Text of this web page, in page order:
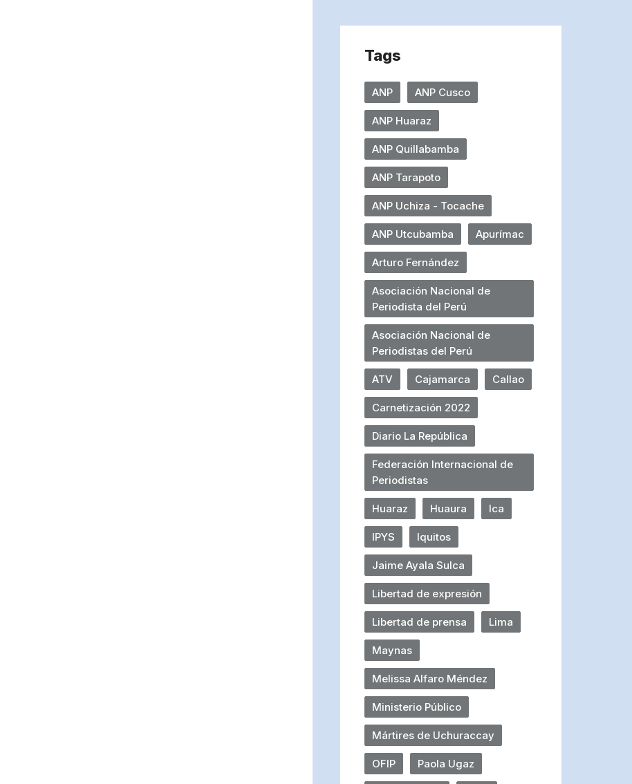
Tags
ANP ANP Cusco
ANP Huaraz
ANP Quillabamba
ANP Tarapoto
ANP Uchiza - Tocache
ANP Utcubamba Apurímac
Arturo Fernández
Asociación Nacional de
Periodista del Perú
Asociación Nacional de
Periodistas del Perú
ATV Cajamarca Callao
Carnetización 2022
Diario La República
Federación Internacional de
Periodistas
Huaraz Huaura Ica
IPYS Iquitos
Jaime Ayala Sulca
Libertad de expresión
Libertad de prensa Lima
Maynas
Melissa Alfaro Méndez
Ministerio Público
Mártires de Uchuraccay
OFIP Paola Ugaz